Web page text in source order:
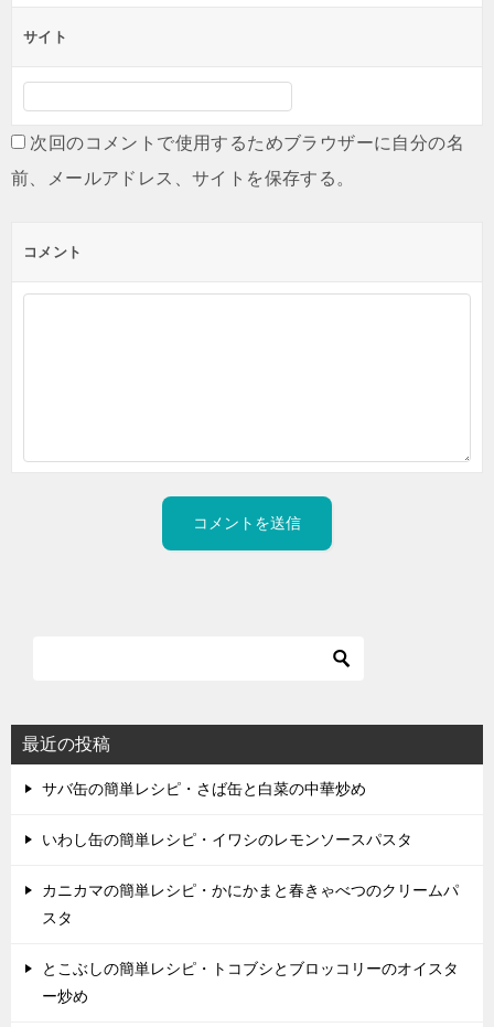
サイト
次回のコメントで使用するためブラウザーに自分の名
前、メールアドレス、サイトを保存する。
コメント
最近の投稿
サバ缶の簡単レシピ・さば缶と白菜の中華炒め
いわし缶の簡単レシピ・イワシのレモンソースパスタ
カニカマの簡単レシピ・かにかまと春きゃべつのクリームパ
スタ
とこぶしの簡単レシピ・トコブシとブロッコリーのオイスタ
ー炒め